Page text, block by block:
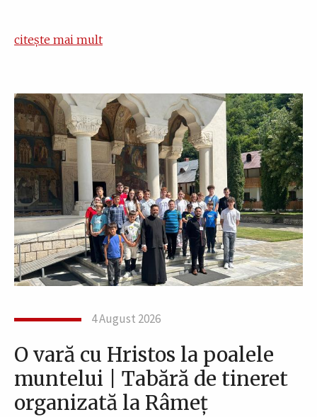
citește mai mult
4 August 2026
O vară cu Hristos la poalele
muntelui | Tabără de tineret
organizată la Râmeț